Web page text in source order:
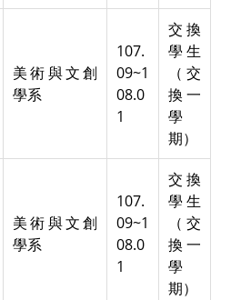
美術與文創
學系
107.
09~1
08.0
1
交換
學生
（交
換一
學
期）
美術與文創
學系
107.
09~1
08.0
1
交換
學生
（交
換一
學
期）